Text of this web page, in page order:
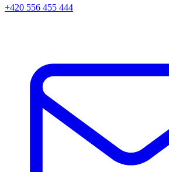
+420 556 455 444